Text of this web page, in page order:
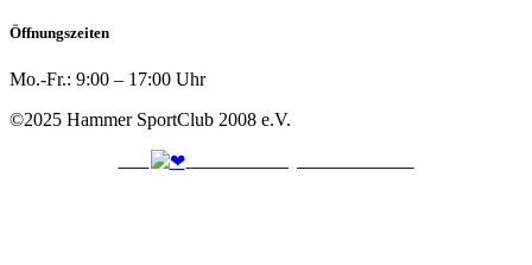
Öffnungszeiten
Mo.-Fr.: 9:00 – 17:00 Uhr
©2025 Hammer SportClub 2008 e.V.